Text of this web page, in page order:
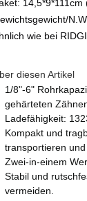
14,5*9*111cm
wie bei
diesen Artikel
1/8"-6"
gehärteten
Ladefähigkeit:
Kompakt und
transportieren
Zwei-in-einem
Stabil und
vermeiden.